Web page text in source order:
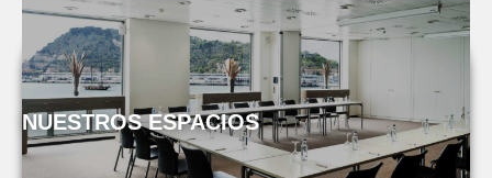
NUESTROS ESPACIOS